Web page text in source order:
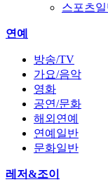
스포츠
연예
방송/TV
가요/음악
영화
공연/문화
해외연예
연예일반
문화일반
레저&조이